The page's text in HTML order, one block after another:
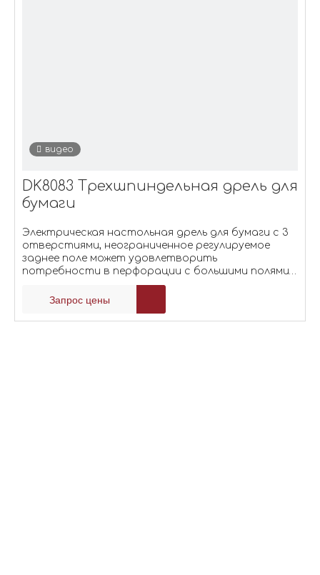
видео
DK8083 Трехшпиндельная дрель для
бумаги
Электрическая настольная дрель для бумаги с 3
отверстиями, неограниченное регулируемое
заднее поле может удовлетворить
потребности в перфорации с большими полями,
фиксированные 3 головки позволяют быстро
выполнять пробивание больших работ.
Запрос цены